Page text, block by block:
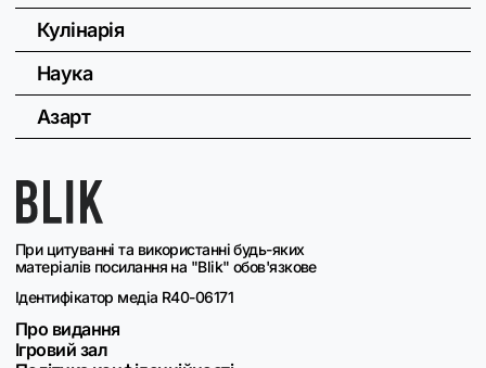
При цитуванні та використанні будь-яких
матеріалів посилання на "Blik" обов'язкове
Ідентифікатор медіа R40-06171
Про видання
Ігровий зал
Кулінарія
Наука
Азарт